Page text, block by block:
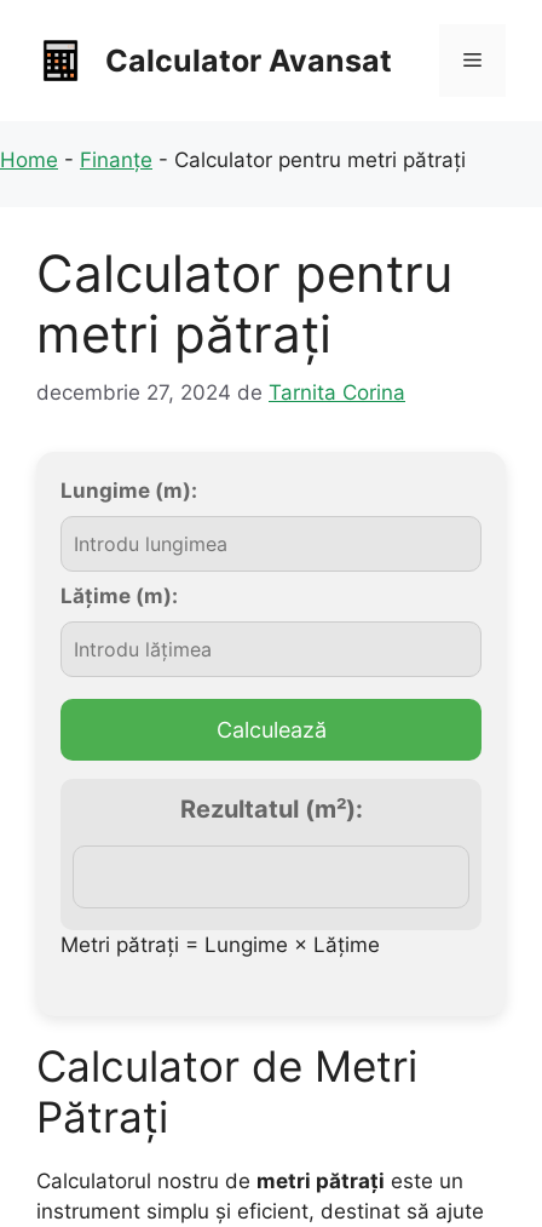
conținut
Calculator Avansat Meniu
Home - Finanțe - Calculator pentru metri pătrați
Calculator pentru
metri pătrați
decembrie 27, 2024 de Tarnita Corina
Lungime (m):
Lățime (m):
Calculează
Rezultatul (m²):
Metri pătrați = Lungime × Lățime
Calculator de Metri
Pătrați
Calculatorul nostru de metri pătrați este un
instrument simplu și eficient, destinat să ajute